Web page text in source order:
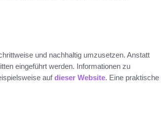
und nachhaltig umzusetzen. Anstatt
eingeführt werden. Informationen zu
aufdieser Website. Eine praktische